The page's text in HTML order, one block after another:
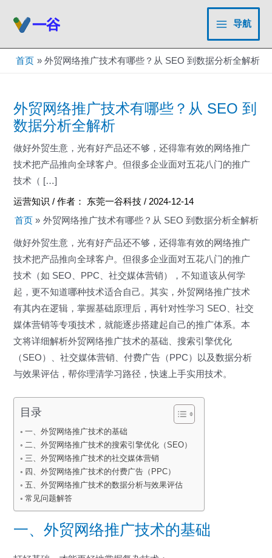
Main
Menu
导航
首页 外贸网络推广技术有哪些？从 SEO 到数据分析全解析
外贸网络推广技术有哪些？从 SEO 到
数据分析全解析
做好外贸生意，光有好产品还不够，还得靠有效的网络推广
技术把产品推向全球客户。但很多企业面对五花八门的推广
技术（ […]
运营知识 / 作者： 东莞一谷科技/ 2024-12-14
首页
外贸网络推广技术有哪些？从 SEO 到数据分析全解析
做好外贸生意，光有好产品还不够，还得靠有效的网络推广
技术把产品推向全球客户。但很多企业面对五花八门的推广
技术（如 SEO、PPC、社交媒体营销），不知道该从何学
起，更不知道哪种技术适合自己。其实，外贸网络推广技术
有其内在逻辑，掌握基础原理后，再针对性学习 SEO、社交
媒体营销等专项技术，就能逐步搭建起自己的推广体系。本
文将详细解析外贸网络推广技术的基础、搜索引擎优化
（SEO）、社交媒体营销、付费广告（PPC）以及数据分析
与效果评估，帮你理清学习路径，快速上手实用技术。
目录
一、外贸网络推广技术的基础
二、外贸网络推广技术的搜索引擎优化（SEO）
三、外贸网络推广技术的社交媒体营销
四、外贸网络推广技术的付费广告（PPC）
五、外贸网络推广技术的数据分析与效果评估
常见问题解答
一、外贸网络推广技术的基础